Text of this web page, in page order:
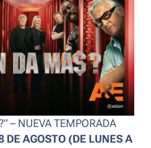
– NUEVA TEMPORADA
DE AGOSTO (DE LUNES A